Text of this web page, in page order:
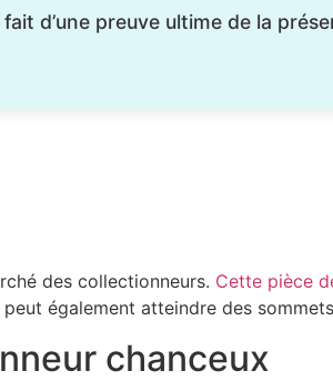
d’une preuve ultime de la
des collectionneurs. Cette pièce
également atteindre des
chanceux